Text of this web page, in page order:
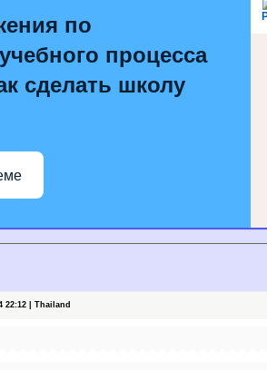
по
процесса
сделать школу
22:12 | Thailand